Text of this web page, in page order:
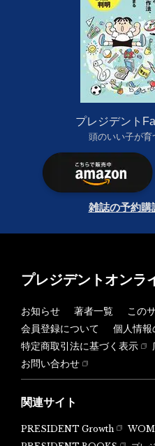
プレジデント
頭のいい子が
雑誌の予約購
プレジデントオンラ
お知らせ 著者一覧
この
会員登録について
個人情報
特定商取引法に基づく表示
お問い合わせ
関連サイト
PRESIDENT Growth